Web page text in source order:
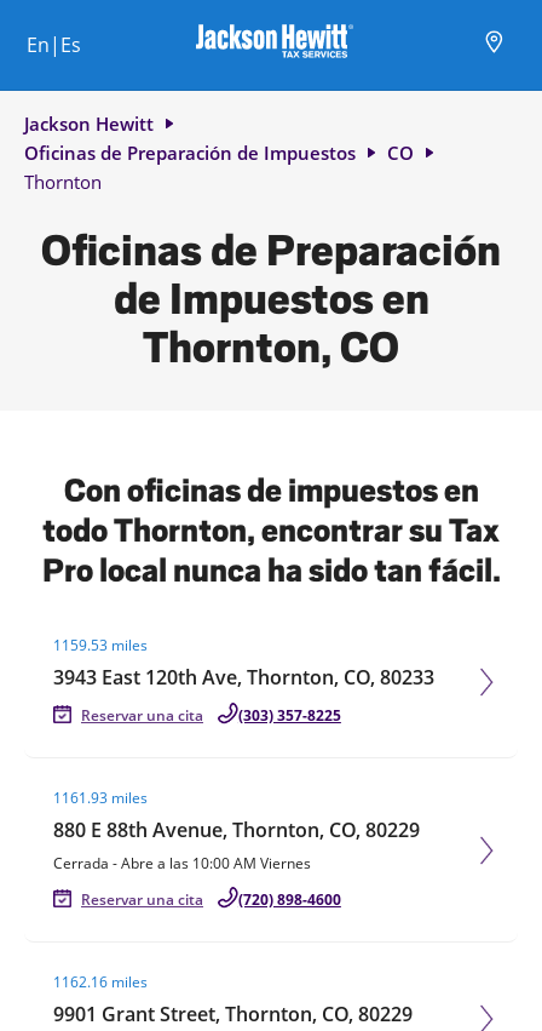
En|Es
Jackson Hewitt
Oficinas de Preparación de Impuestos
CO
Thornton
Oficinas de Preparación
de Impuestos en
Thornton, CO
Con oficinas de impuestos en
todo Thornton, encontrar su Tax
Pro local nunca ha sido tan fácil.
1159.53 miles
3943 East 120th Ave, Thornton, CO, 80233
Reservar una cita (303) 357-8225
1161.93 miles
880 E 88th Avenue, Thornton, CO, 80229
Cerrada -Abre a las 10:00 AM Viernes
Reservar una cita
(720) 898-4600
1162.16 miles
9901 Grant Street, Thornton, CO, 80229